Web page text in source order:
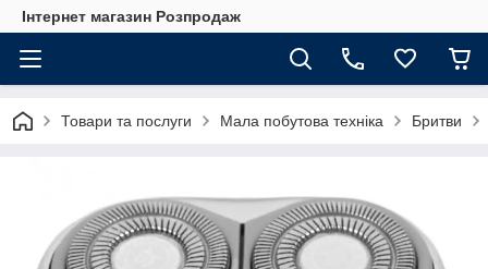
Інтернет магазин Розпродаж
Товари та послуги Мала побутова техніка Бритви